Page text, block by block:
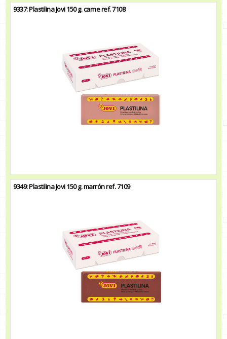
9337: Plastilina Jovi 150 g. carne ref. 7108
9349: Plastilina Jovi 150 g. marrón ref. 7109